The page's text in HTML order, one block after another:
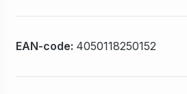
EAN-code: 4050118250152